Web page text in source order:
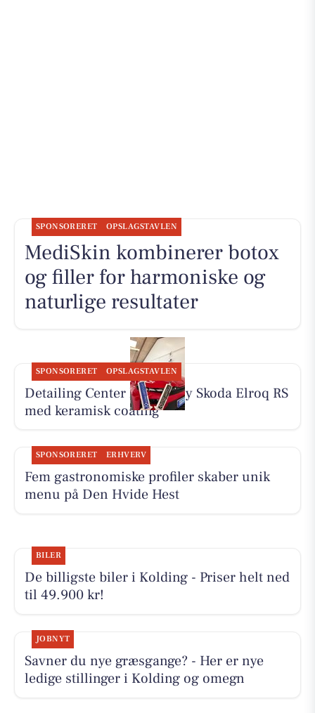
SPONSORERET OPSLAGSTAVLEN
MediSkin kombinerer botox
og filler for harmoniske og
naturlige resultater
SPONSORERET OPSLAGSTAVLEN
Detailing Center klargør ny Skoda Elroq RS
med keramisk coating
SPONSORERET ERHVERV
Fem gastronomiske profiler skaber unik
menu på Den Hvide Hest
BILER
De billigste biler i Kolding - Priser helt ned
til 49.900 kr!
JOBNYT
Savner du nye græsgange? - Her er nye
ledige stillinger i Kolding og omegn